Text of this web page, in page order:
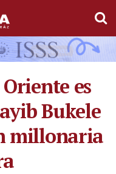
es
Bukele
millonaria